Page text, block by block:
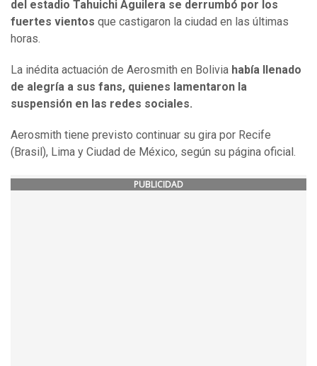
del estadio Tahuichi Aguilera se derrumbó por los
fuertes vientos que castigaron la ciudad en las últimas
horas.
La inédita actuación de Aerosmith en Bolivia había llenado
de alegría a sus fans, quienes lamentaron la
suspensión en las redes sociales.
Aerosmith tiene previsto continuar su gira por Recife
(Brasil), Lima y Ciudad de México, según su página oficial.
PUBLICIDAD